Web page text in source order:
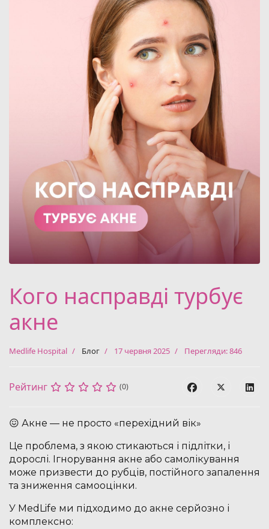
Кого насправді турбує
акне
Medlife Hospital Блог 17 червня 2025 Перегляди: 846
Рейтинг (0)
😖 Акне — не просто «перехідний вік»
Це проблема, з якою стикаються і підлітки, і
дорослі. Ігнорування акне або самолікування
може призвести до рубців, постійного запалення
та зниження самооцінки.
У MedLife ми підходимо до акне серйозно і
комплексно: